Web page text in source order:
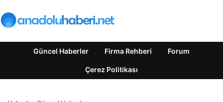
Güncel Haberler Firma Rehberi Forum
Çerez Politikası